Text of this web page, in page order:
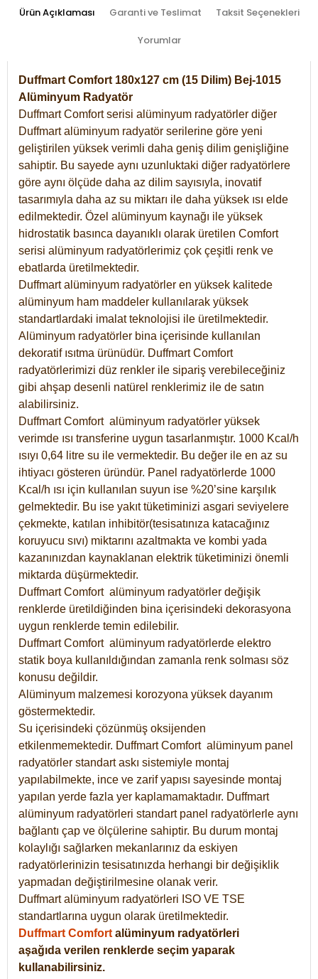
Ürün Açıklaması Garanti ve Teslimat Taksit Seçenekleri
Yorumlar
Duffmart Comfort 180x127 cm (15 Dilim) Bej-1015
Alüminyum Radyatör
Duffmart Comfort serisi alüminyum radyatörler diğer
Duffmart alüminyum radyatör serilerine göre yeni
geliştirilen yüksek verimli daha geniş dilim genişliğine
sahiptir. Bu sayede aynı uzunluktaki diğer radyatörlere
göre aynı ölçüde daha az dilim sayısıyla, inovatif
tasarımıyla daha az su miktarı ile daha yüksek ısı elde
edilmektedir. Özel alüminyum kaynağı ile yüksek
hidrostatik basınca dayanıklı olarak üretilen Comfort
serisi alüminyum radyatörlerimiz çok çeşitli renk ve
ebatlarda üretilmektedir.
Duffmart alüminyum radyatörler en yüksek kalitede
alüminyum ham maddeler kullanılarak yüksek
standartlardaki imalat teknolojisi ile üretilmektedir.
Alüminyum radyatörler bina içerisinde kullanılan
dekoratif ısıtma ürünüdür. Duffmart Comfort
radyatörlerimizi düz renkler ile sipariş verebileceğiniz
gibi ahşap desenli natürel renklerimiz ile de satın
alabilirsiniz.
Duffmart Comfort alüminyum radyatörler yüksek
verimde ısı transferine uygun tasarlanmıştır. 1000 Kcal/h
ısıyı 0,64 litre su ile vermektedir. Bu değer ile en az su
ihtiyacı gösteren üründür. Panel radyatörlerde 1000
Kcal/h ısı için kullanılan suyun ise %20’sine karşılık
gelmektedir. Bu ise yakıt tüketiminizi asgari seviyelere
çekmekte, katılan inhibitör(tesisatınıza katacağınız
koruyucu sıvı) miktarını azaltmakta ve kombi yada
kazanınızdan kaynaklanan elektrik tüketiminizi önemli
miktarda düşürmektedir.
Duffmart Comfort alüminyum radyatörler değişik
renklerde üretildiğinden bina içerisindeki dekorasyona
uygun renklerde temin edilebilir.
DuffmartComfort alüminyum radyatörlerde elektro
statik boya kullanıldığından zamanla renk solması söz
konusu değildir.
Alüminyum malzemesi korozyona yüksek dayanım
göstermektedir.
Su içerisindeki çözünmüş oksijenden
etkilenmemektedir. DuffmartComfort alüminyum panel
radyatörler standart askı sistemiyle montaj
yapılabilmekte, ince ve zarif yapısı sayesinde montaj
yapılan yerde fazla yer kaplamamaktadır. Duffmart
alüminyum radyatörleri standart panel radyatörlerle aynı
bağlantı çap ve ölçülerine sahiptir. Bu durum montaj
kolaylığı sağlarken mekanlarınız da eskiyen
radyatörlerinizin tesisatınızda herhangi bir değişiklik
yapmadan değiştirilmesine olanak verir.
Duffmart alüminyum radyatörleri ISO VE TSE
standartlarına uygun olarak üretilmektedir.
Duffmart Comfort alüminyum radyatörleri
aşağıda verilen renklerde seçim yaparak
kullanabilirsiniz.